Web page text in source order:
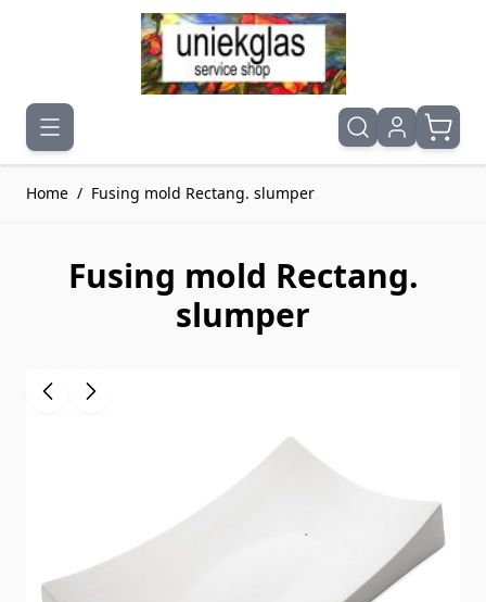
Ga naar de inhoud
Home / Fusing mold Rectang. slumper
Fusing mold Rectang.
slumper
Druk om carrousel over te slaan